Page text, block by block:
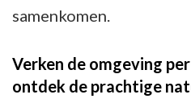
samenkomen.
Verken de omgeving
ontdek de prachtige